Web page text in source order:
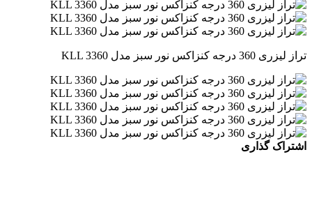
تراز لیزری 360 درجه کنزاکس نور سبز مدل KLL 3360
اشتراک گذاری